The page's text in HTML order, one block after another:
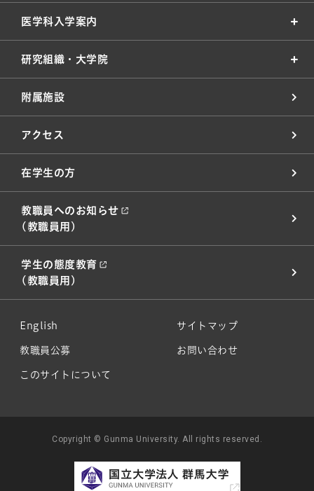
医学科入学案内
研究組織・大学院
附属施設
アクセス
在学生の方
教職員へのお知らせ
(教職員用)
学生の態度教育
(教職員用)
English サイトマップ
教職員公募 お問い合わせ
このサイトについて
Copyright © Gunma University. All rights reserved.